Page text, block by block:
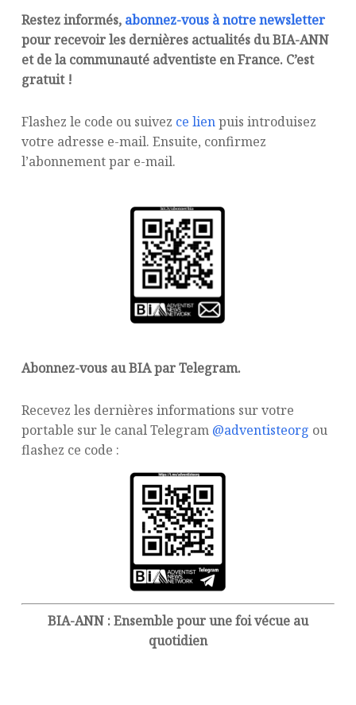
Restez informés, abonnez-vous à notre newsletter
pour recevoir les dernières actualités du BIA-ANN
et de la communauté adventiste en France. C’est
gratuit !
Flashez le code ou suivez ce lienpuis introduisez
votre adresse e-mail. Ensuite, confirmez
l’abonnement par e-mail.
Abonnez-vous au BIA par Telegram.
Recevez les dernières informations sur votre
portable sur le canal Telegram @adventisteorg ou
flashez ce code :
BIA-ANN : Ensemble pour une foi vécue au
quotidien